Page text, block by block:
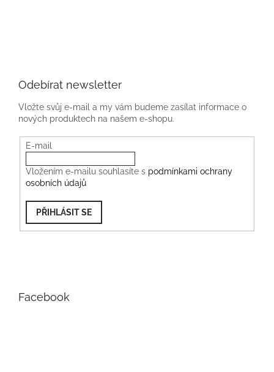
Odebírat newsletter
Vložte svůj e-mail a my vám budeme zasílat informace o
nových produktech na našem e-shopu.
E-mail
Vložením e-mailu souhlasíte s podmínkami ochrany
osobních údajů
PŘIHLÁSIT SE
Facebook